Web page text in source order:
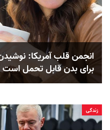
انجمن قلب آمریکا:
برای بدن قابل ‌تحمل است
زندگی